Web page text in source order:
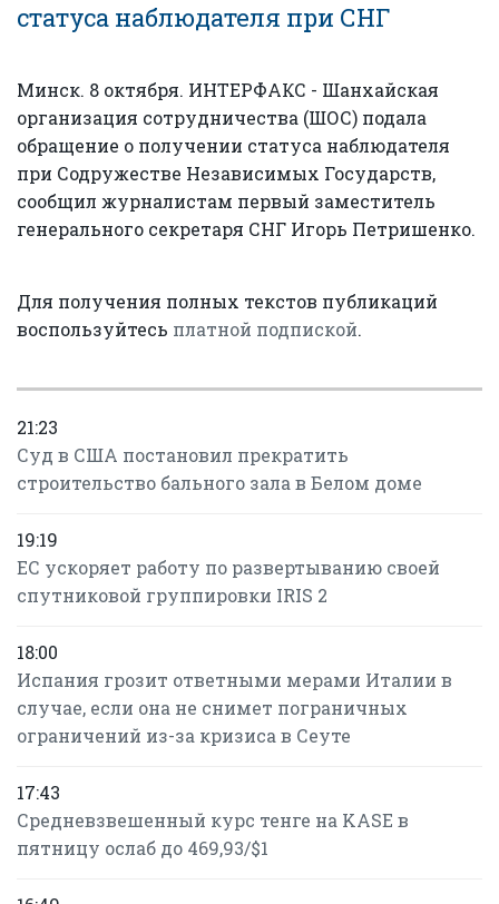
статуса наблюдателя при СНГ
Минск. 8 октября. ИНТЕРФАКС - Шанхайская
организация сотрудничества (ШОС) подала
обращение о получении статуса наблюдателя
при Содружестве Независимых Государств,
сообщил журналистам первый заместитель
генерального секретаря СНГ Игорь Петришенко.
Для получения полных текстов публикаций
воспользуйтесь платной подпиской.
21:23
Суд в США постановил прекратить
строительство бального зала в Белом доме
19:19
ЕС ускоряет работу по развертыванию своей
спутниковой группировки IRIS 2
18:00
Испания грозит ответными мерами Италии в
случае, если она не снимет пограничных
ограничений из-за кризиса в Сеуте
17:43
Средневзвешенный курс тенге на KASE в
пятницу ослаб до 469,93/$1